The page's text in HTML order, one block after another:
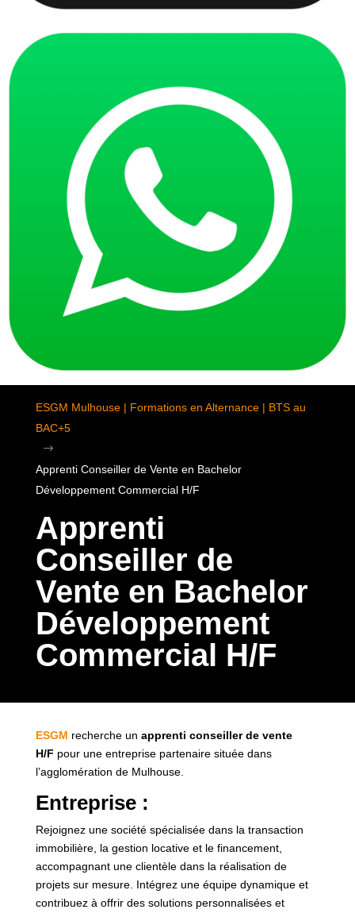
ESGM Mulhouse | Formations en Alternance | BTS au
BAC+5
$
Apprenti Conseiller de Vente en Bachelor
Développement Commercial H/F
Apprenti
Conseiller de
Vente en Bachelor
Développement
Commercial H/F
ESGM recherche un apprenti conseiller de vente
H/F pour une entreprise partenaire située dans
l’agglomération de Mulhouse.
Entreprise :
Rejoignez une société spécialisée dans la transaction
immobilière, la gestion locative et le financement,
accompagnant une clientèle dans la réalisation de
projets sur mesure. Intégrez une équipe dynamique et
contribuez à offrir des solutions personnalisées et